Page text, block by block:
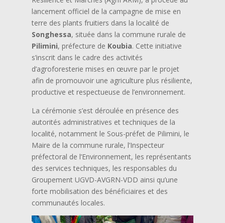
lancement officiel de la campagne de mise en
terre des plants fruitiers dans la localité de
Songhessa, située dans la commune rurale de
Pilimini, préfecture de Koubia. Cette initiative
s’inscrit dans le cadre des activités
d’agroforesterie mises en œuvre par le projet
afin de promouvoir une agriculture plus résiliente,
productive et respectueuse de l’environnement.
La cérémonie s’est déroulée en présence des
autorités administratives et techniques de la
localité, notamment le Sous-préfet de Pilimini, le
Maire de la commune rurale, l’Inspecteur
préfectoral de l’Environnement, les représentants
des services techniques, les responsables du
Groupement UGVD-AVGRN-VDD ainsi qu’une
forte mobilisation des bénéficiaires et des
communautés locales.